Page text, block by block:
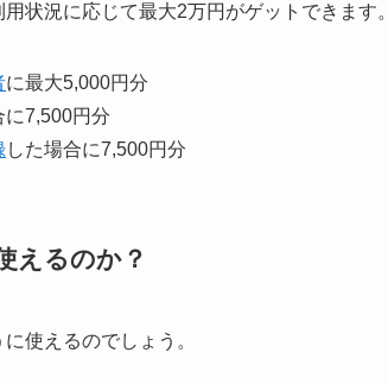
状況に応じて最大2万円がゲットできます。
に最大5,000円分
に7,500円分
した場合に7,500円分
えるのか？
使えるのでしょう。